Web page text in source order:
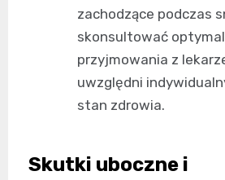
zachodzące podczas
skonsultować
przyjmowania z
uwzględni
stan zdrowia.
Skutki uboczne i